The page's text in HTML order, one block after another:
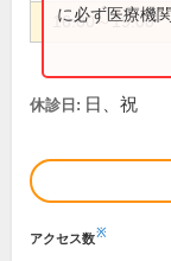
16:00～19:00
に必ず医療機
休診日: 日、祝
アクセス数※